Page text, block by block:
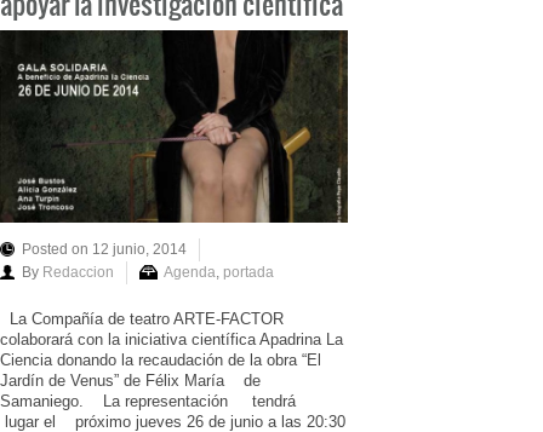
Posted on 12 junio, 2014
By Redaccion Agenda, portada
La Compañía de teatro ARTE-FACTOR
colaborará con la iniciativa científica Apadrina La
Ciencia donando la recaudación de la obra “El
Jardín de Venus” de Félix María de
Samaniego. La representación tendrá
lugar el próximo jueves 26 de junio a las 20:30